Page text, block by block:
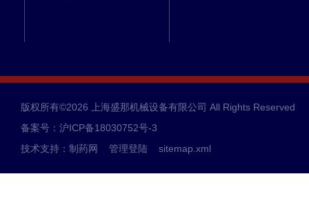
版权所有©2026 上海盛那机械设备有限公司 All Rights Reserved
备案号：沪ICP备18030752号-3
技术支持： 制药网 管理登陆 sitemap.xml